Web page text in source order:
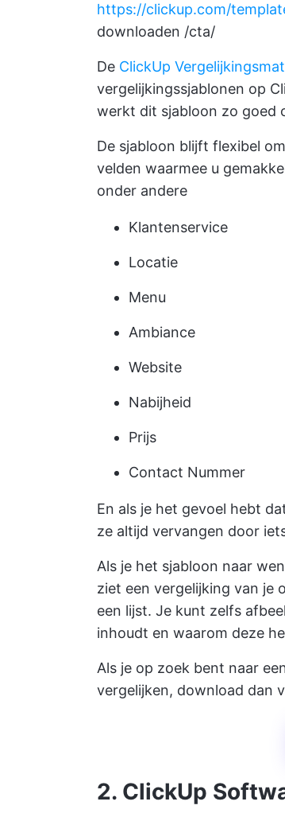
https://clickup.com/
downloaden /cta/
De ClickUp
vergelijkingssjablonen op
werkt dit sjabloon zo goed
De sjabloon blijft flexibel
velden waarmee u
onder andere
Klantenservice
Locatie
Menu
Ambiance
Website
Nabijheid
Prijs
Contact Nummer
En als je het gevoel hebt
ze altijd vervangen door
Als je het sjabloon naar
ziet een vergelijking van je
een lijst. Je kunt zelfs
inhoudt en waarom deze
Als je op zoek bent naar
vergelijken, download dan
2. ClickUp